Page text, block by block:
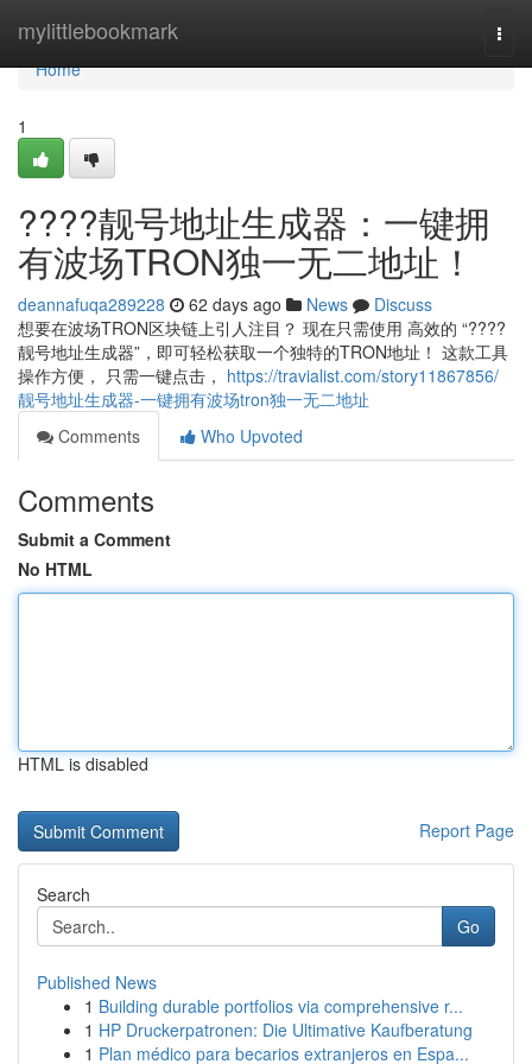
mylittlebookmark
Home
Home
1
????靓号地址生成器：一键拥
有波场TRON独一无二地址！
deannafuqa289228 62 days ago News
Discuss
想要在波场TRON区块链上引人注目？ 现在只需使用 高效的 “????
靓号地址生成器”，即可轻松获取一个独特的TRON地址！ 这款工具
操作方便， 只需一键点击， https://travialist.com/story11867856/
靓号地址生成器-一键拥有波场tron独一无二地址
Comments
Who Upvoted
Comments
Submit a Comment
No HTML
HTML is disabled
Report Page
Search
Go
Published News
1 Building durable portfolios via comprehensive r...
1 HP Druckerpatronen: Die Ultimative Kaufberatung
1 Plan médico para becarios extranjeros en Espa...